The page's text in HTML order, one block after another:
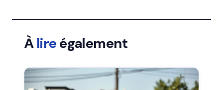
Àlireégalement